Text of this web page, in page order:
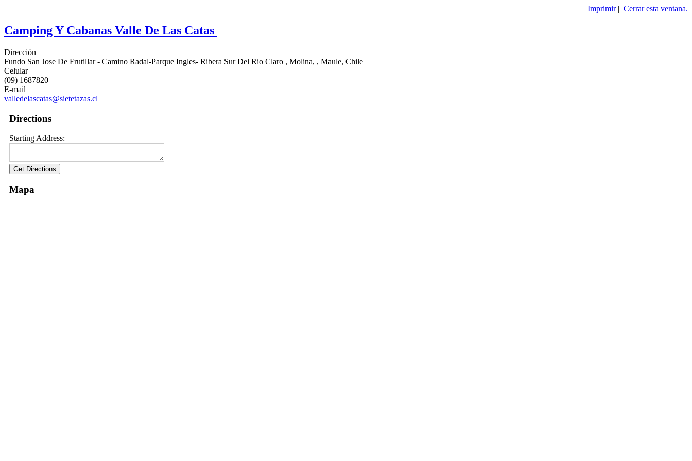
Imprimir| Cerrar esta ventana.
Camping Y Cabanas Valle De Las Catas
Dirección
Fundo San Jose De Frutillar - Camino Radal-Parque Ingles- Ribera Sur Del Rio Claro , Molina, , Maule, Chile
Celular
(09) 1687820
E-mail
valledelascatas@sietetazas.cl
Directions
Starting Address:
Mapa